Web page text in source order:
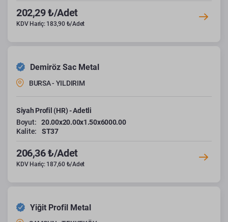
202,29 ₺/Adet
KDV Hariç: 183,90 ₺/Adet
Demiröz Sac Metal
BURSA - YILDIRIM
Siyah Profil (HR) - Adetli
Boyut:
20.00x20.00x1.50x6000.00
Kalite:
ST37
206,36 ₺/Adet
KDV Hariç: 187,60 ₺/Adet
Yiğit Profil Metal